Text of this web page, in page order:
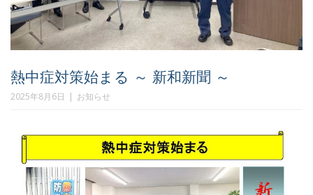
熱中症対策始まる ～ 新和新聞 ～
2025年8月6日 お知らせ